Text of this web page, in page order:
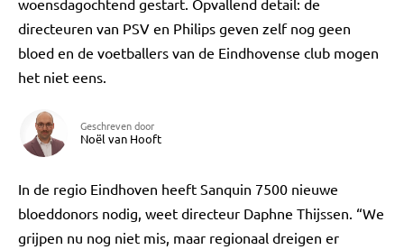
woensdagochtend gestart. Opvallend detail: de
directeuren van PSV en Philips geven zelf nog geen
bloed en de voetballers van de Eindhovense club mogen
het niet eens.
Geschreven door
Noël van Hooft
In de regio Eindhoven heeft Sanquin 7500 nieuwe
bloeddonors nodig, weet directeur Daphne Thijssen. “We
grijpen nu nog niet mis, maar regionaal dreigen er